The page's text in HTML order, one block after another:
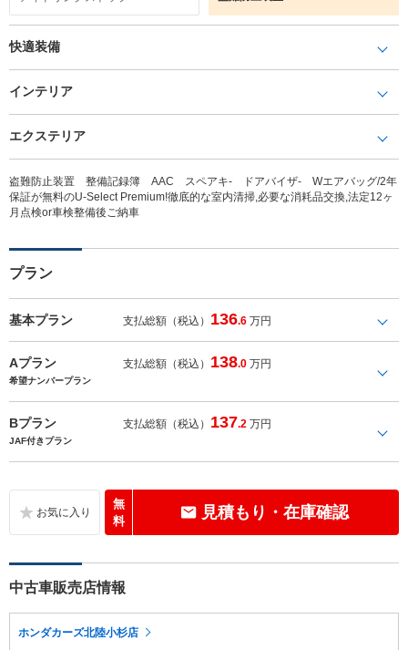
快適装備
インテリア
エクステリア
盗難防止装置 整備記録簿 AAC スペアキ- ドアバイザ- Wエアバッグ/2年
保証が無料のU-Select Premium!徹底的な室内清掃,必要な消耗品交換,法定12ヶ
月点検or車検整備後ご納車
プラン
基本プラン 支払総額（税込） 136.6 万円
Aプラン 支払総額（税込） 138.0 万円
希望ナンバープラン
Bプラン 支払総額（税込） 137.2 万円
JAF付きプラン
無
料
見積もり・在庫確認
中古車販売店情報
ホンダカーズ北陸小杉店